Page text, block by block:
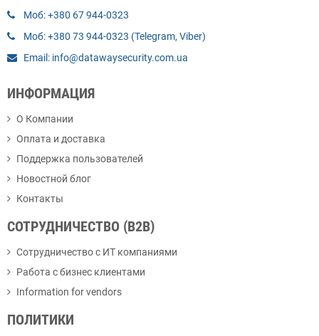
Моб: +380 67 944-0323
Моб: +380 73 944-0323 (Telegram, Viber)
Email: info@datawaysecurity.com.ua
ИНФОРМАЦИЯ
О Компании
Оплата и доставка
Поддержка пользователей
Новостной блог
Контакты
СОТРУДНИЧЕСТВО (B2B)
Сотрудничество с ИТ компаниями
Работа с бизнес клиентами
Information for vendors
ПОЛИТИКИ